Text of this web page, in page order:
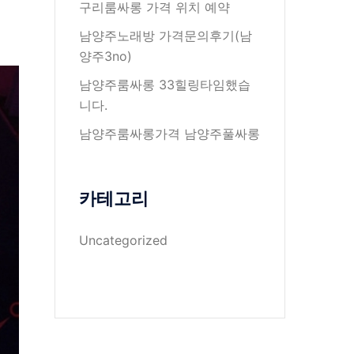
구리룸싸롱 가격 위치 예약
남양주노래방 가격문의후기(남
양주3no)
남양주룸싸롱 33힐링타임했습
니다.
남양주룸싸롱가격 남양주풀싸롱
카테고리
Uncategorized